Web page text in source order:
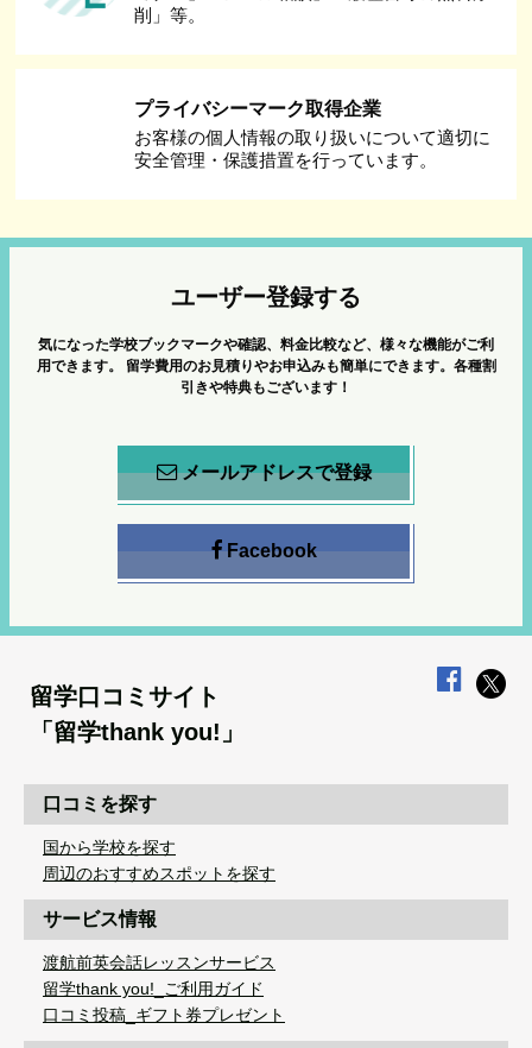
削」等。
プライバシーマーク取得企業
お客様の個人情報の取り扱いについて適切に
安全管理・保護措置を行っています。
ユーザー登録する
気になった学校ブックマークや確認、料金比較など、様々な機能がご利
用できます。
留学費用のお見積りやお申込みも簡単にできます。各種割
引きや特典もございます！
メールアドレスで登録
Facebook
留学口コミサイト
「留学thank you!」
口コミを探す
国から学校を探す
周辺のおすすめスポットを探す
サービス情報
渡航前英会話レッスンサービス
留学thank you!_ご利用ガイド
口コミ投稿_ギフト券プレゼント